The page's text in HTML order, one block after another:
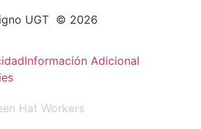
UGT © 2026
Información Adicional
Hat Workers